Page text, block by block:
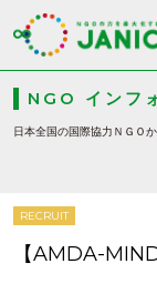
NGO インフ
日本全国の国際協力ＮＧＯ
RECRUIT
【AMDA-